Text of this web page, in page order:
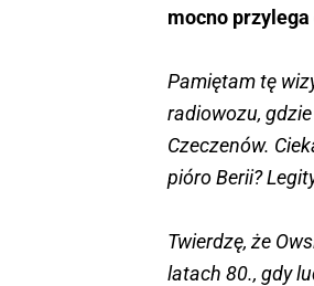
mocno przylega
Pamiętam tę
radiowozu,
Czeczenów.
pióro Berii?
Twierdzę, że
latach 80., gdy